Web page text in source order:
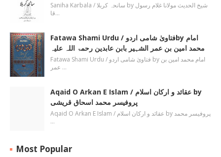
Saniha Karbala / سانحہ کربلا by شیخ الحدیث مولانا غلام رسول
قا…
Fatawa Shami Urdu / فتاویٰ شامی اردوby امام
محمد امین بن عمر الشہیر بابن عابدین رحمۃ اللہ علیہ
Fatawa Shami Urdu / فتاویٰ شامی اردو by امام محمد امین بن
عمر …
Aqaid O Arkan E Islam / عقائد و ارکان اسلام by
پروفیسر محمد اسحاق قریشی
Aqaid O Arkan E Islam / عقائد و ارکان اسلام by پروفیسر محمد
…
Most Popular